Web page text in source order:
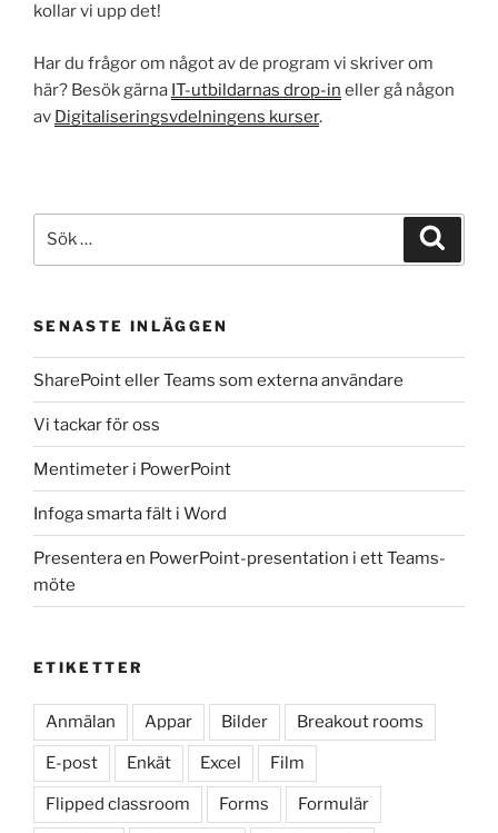
kollar vi upp det!
Har du frågor om något av de program vi skriver om
här? Besök gärna IT-utbildarnas drop-in eller gå någon
av Digitaliseringsvdelningens kurser.
efter:
SENASTE INLÄGGEN
SharePoint eller Teams som externa användare
Vi tackar för oss
Mentimeter i PowerPoint
Infoga smarta fält i Word
Presentera en PowerPoint-presentation i ett Teams-
möte
ETIKETTER
Anmälan Appar Bilder Breakout rooms
E-post Enkät Excel Film
Flipped classroom Forms Formulär